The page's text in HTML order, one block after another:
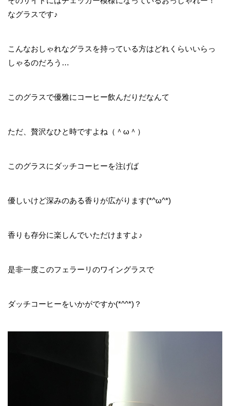
なグラスです♪
こんなおしゃれなグラスを持っている方はどれくらいいらっ
しゃるのだろう…
このグラスで優雅にコーヒー飲んだりだなんて
ただ、贅沢なひと時ですよね（＾ω＾）
このグラスにダッチコーヒーを注げば
優しいけど深みのある香りが広がります(*^ω^*)
香りも存分に楽しんでいただけますよ♪
是非一度このフェラーリのワイングラスで
ダッチコーヒーをいかがですか(*^^*)？